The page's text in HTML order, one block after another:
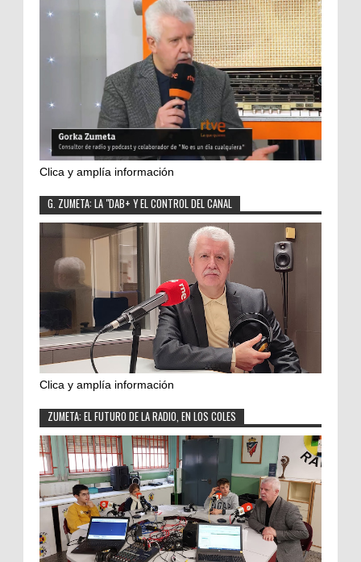
Clica y amplía información
G. ZUMETA: LA "DAB+ Y EL CONTROL DEL CANAL
Clica y amplía información
ZUMETA: EL FUTURO DE LA RADIO, EN LOS COLES